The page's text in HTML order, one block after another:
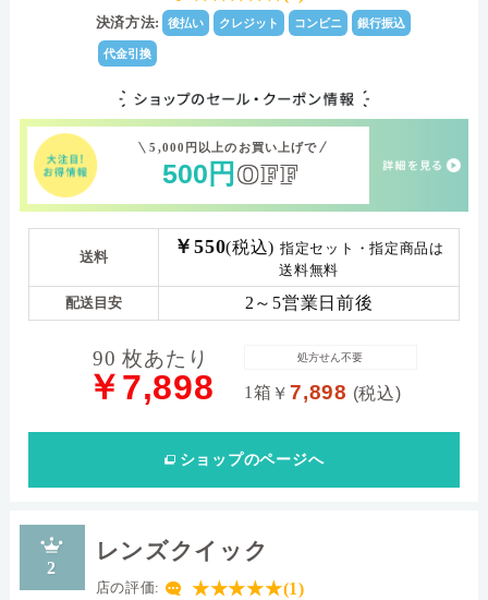
Dk値(酸素透過係
100.0
ベースカーブ8.5：(-)-0.50～-6.00(0.25ステッ
(-)-0.50～-6.00(0.25ステップ)/(-)-6.50～-12.00(0.50ス
テップ)/(+)+0.50～+5.00(0.25ステップ)
決済方法: 後払い クレジット コンビニ 銀行振込
代金引換
5,000円以上のお買い上げで
500 円 OFF
送料 ￥550(税込) 指定セット・指定商品は
送料無料
配送目安 2～5営業日前後
90 枚あたり
￥7,898 1箱 ￥7,898 (税込)
処方せん不要
ショップのページへ
2
レンズクイック
店の評価: ★★★★★(1)